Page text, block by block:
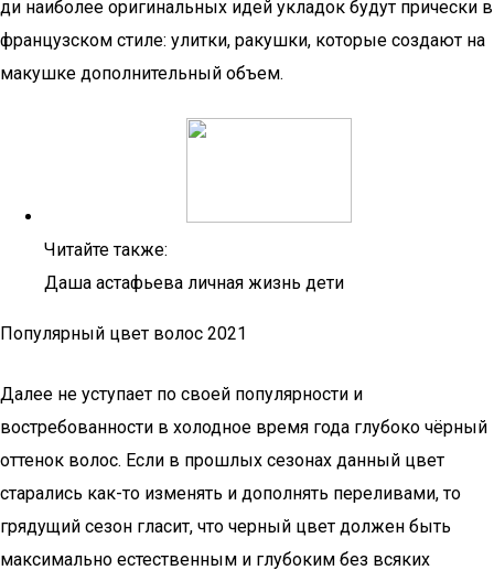
ди наи­бо­лее ори­ги­наль­ных идей укла­док будут при­чес­ки в
фран­цуз­ском сти­ле: улит­ки, ракуш­ки, кото­рые созда­ют на
макуш­ке допол­ни­тель­ный объем.
Читайте также:
Даша астафьева личная жизнь дети
Популярный цвет волос 2021
Далее не уступает по своей популярности и
востребованности в холодное время года глубоко чёрный
оттенок волос. Если в прошлых сезонах данный цвет
старались как-то изменять и дополнять переливами, то
грядущий сезон гласит, что черный цвет должен быть
максимально естественным и глубоким без всяких